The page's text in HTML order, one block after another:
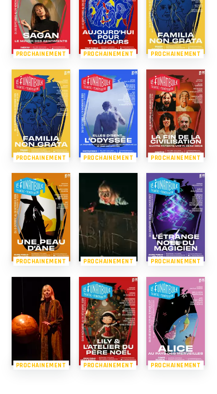
PROCHAINEMENT PROCHAINEMENT PROCHAINEMENT
PROCHAINEMENT PROCHAINEMENT PROCHAINEMENT
PROCHAINEMENT PROCHAINEMENT PROCHAINEMENT
PROCHAINEMENT PROCHAINEMENT PROCHAINEMENT